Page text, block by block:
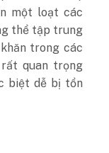
một loạt các
thể tập trung
trong các
quan trọng
biệt dễ bị tổn